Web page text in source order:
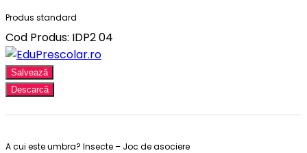
Produs standard
Cod Produs: IDP2 04
Salvează
Descarcă
A cui este umbra? Insecte – Joc de asociere